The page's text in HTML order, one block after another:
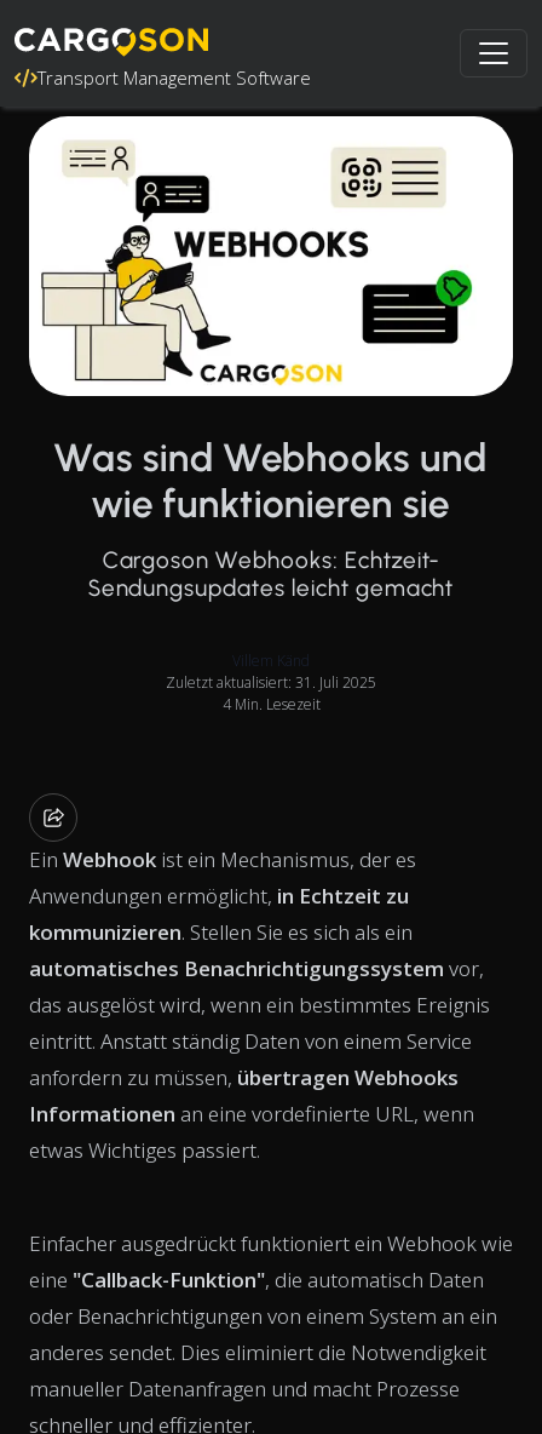
Transport Management Software
Was sind Webhooks und
wie funktionieren sie
Cargoson Webhooks: Echtzeit-
Sendungsupdates leicht gemacht
Villem Känd
Zuletzt aktualisiert: 31. Juli 2025
4 Min. Lesezeit
Ein Webhook ist ein Mechanismus, der es
Anwendungen ermöglicht, in Echtzeit zu
kommunizieren. Stellen Sie es sich als ein
automatisches Benachrichtigungssystem vor,
das ausgelöst wird, wenn ein bestimmtes Ereignis
eintritt. Anstatt ständig Daten von einem Service
anfordern zu müssen, übertragen Webhooks
Informationen an eine vordefinierte URL, wenn
etwas Wichtiges passiert.
Einfacher ausgedrückt funktioniert ein Webhook wie
eine "Callback-Funktion", die automatisch Daten
oder Benachrichtigungen von einem System an ein
anderes sendet. Dies eliminiert die Notwendigkeit
manueller Datenanfragen und macht Prozesse
schneller und effizienter.